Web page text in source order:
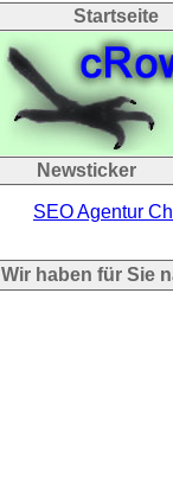
Startseite
Newsticker
SEO Agentur
Wir haben für Sie